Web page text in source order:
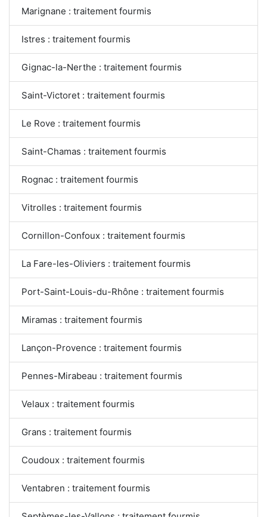
Marignane : traitement fourmis
Istres : traitement fourmis
Gignac-la-Nerthe : traitement fourmis
Saint-Victoret : traitement fourmis
Le Rove : traitement fourmis
Saint-Chamas : traitement fourmis
Rognac : traitement fourmis
Vitrolles : traitement fourmis
Cornillon-Confoux : traitement fourmis
La Fare-les-Oliviers : traitement fourmis
Port-Saint-Louis-du-Rhône : traitement fourmis
Miramas : traitement fourmis
Lançon-Provence : traitement fourmis
Pennes-Mirabeau : traitement fourmis
Velaux : traitement fourmis
Grans : traitement fourmis
Coudoux : traitement fourmis
Ventabren : traitement fourmis